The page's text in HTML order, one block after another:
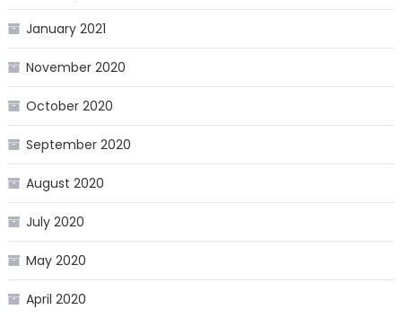
January 2021
November 2020
October 2020
September 2020
August 2020
July 2020
May 2020
April 2020